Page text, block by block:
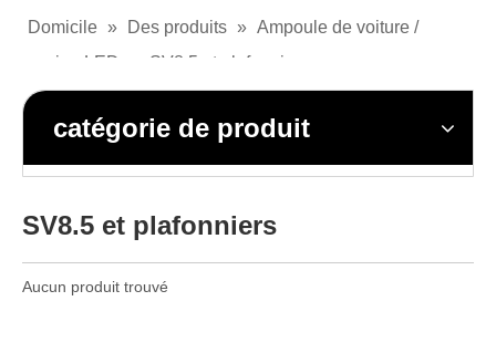
Domicile » Des produits » Ampoule de voiture /
camion LED
SV8.5 et plafonniers
catégorie de produit
SV8.5 et plafonniers
Aucun produit trouvé